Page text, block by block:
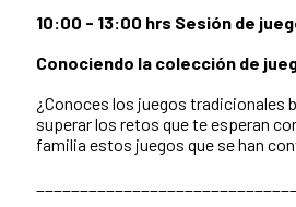
10:00 - 13:00 hrs Sesión de
Conociendo la colección de
¿Conoces los juegos tradicionales
superar los retos que te esperan
familia estos juegos que se han